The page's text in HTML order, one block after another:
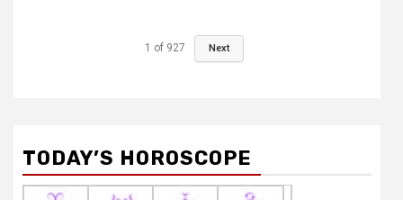
1 of 927 Next
TODAY’S HOROSCOPE